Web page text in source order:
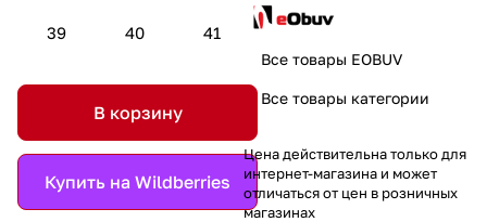
39 40 41
В корзину
Купить на Wildberries
Все товары EOBUV
Все товары категории
Цена действительна только для
интернет-магазина и может
отличаться от цен в розничных
магазинах